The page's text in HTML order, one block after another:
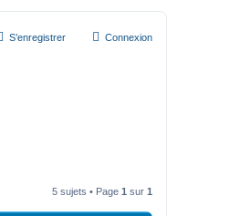
Connexion
S’enregistrer
5 sujets • Page 1 sur 1